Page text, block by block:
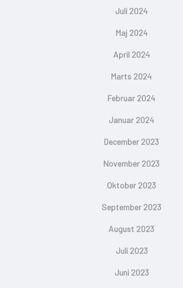
Juli 2024
Maj 2024
April 2024
Marts 2024
Februar 2024
Januar 2024
December 2023
November 2023
Oktober 2023
September 2023
August 2023
Juli 2023
Juni 2023